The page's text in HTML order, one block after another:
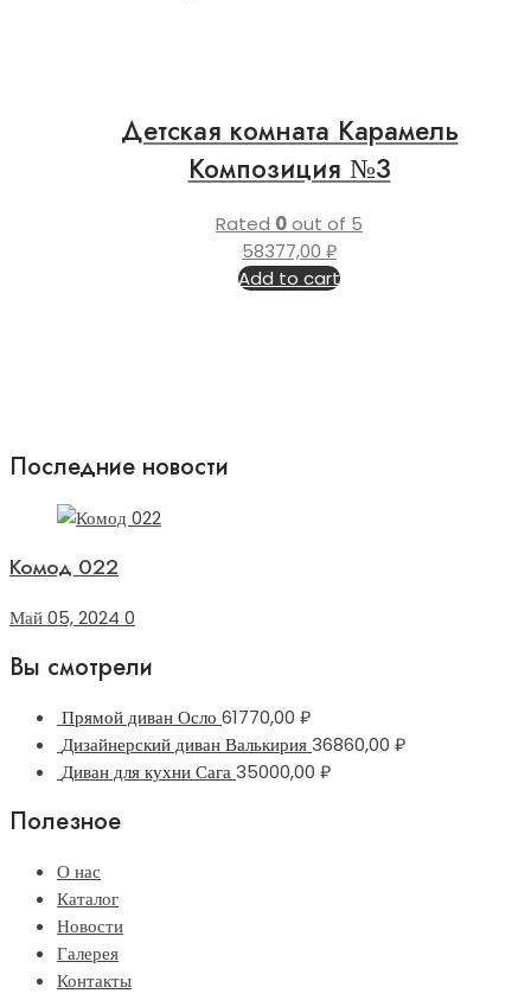
Детская комната Карамель
Композиция №3
Rated 0out of 5
58377,00 ₽
Add to cart
Последние новости
Комод 022
Май 05, 2024 0
Вы смотрели
Прямой диван Осло 61770,00 ₽
Дизайнерский диван Валькирия36860,00 ₽
Диван для кухни Сага35000,00 ₽
Полезное
О нас
Каталог
Новости
Галерея
Контакты